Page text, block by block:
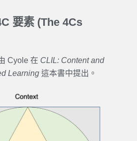
要素 (The 4Cs
Cyole 在 CLIL: Content and
Learning這本書中提出。